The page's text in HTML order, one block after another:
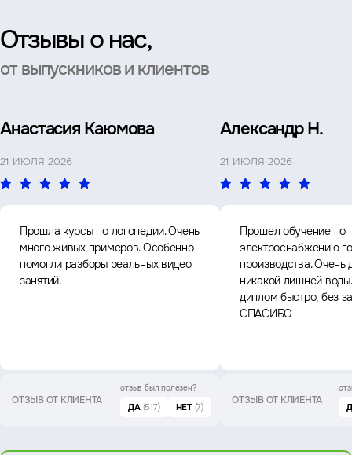
Отзывы о нас,
от выпускников и клиентов
Анастасия Каюмова
21 ИЮЛЯ 2026
Прошла курсы по логопедии. Очень
много живых примеров. Особенно
помогли разборы реальных видео
занятий.
ОТЗЫВ ОТ КЛИЕНТА
отзыв был полезен?
ДА (517) НЕТ (7)
Александр Н.
21 ИЮЛЯ 2026
Прошел обучение по
электроснабжению
производства. Очень
никакой лишней
диплом быстро, без
СПАСИБО
ОТЗЫВ ОТ КЛИЕНТА